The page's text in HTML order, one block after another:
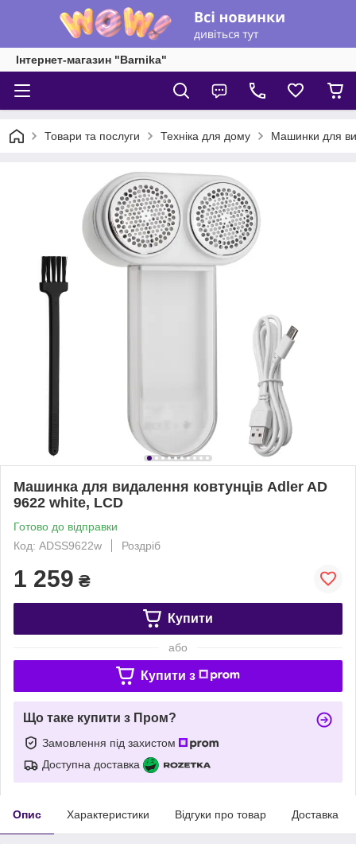
Інтернет-магазин "Barnika"
Товари та послуги Техніка для дому Машинки для
Машинка для видалення ковтунців Adler AD
9622 white, LCD
Готово до відправки
Код: ADSS9622w
Роздріб
1 259 ₴
Купити
або
Купити з
Що таке купити з Пром?
Замовлення під захистом
Доступна доставка
Опис Характеристики Відгуки про товар Доставка